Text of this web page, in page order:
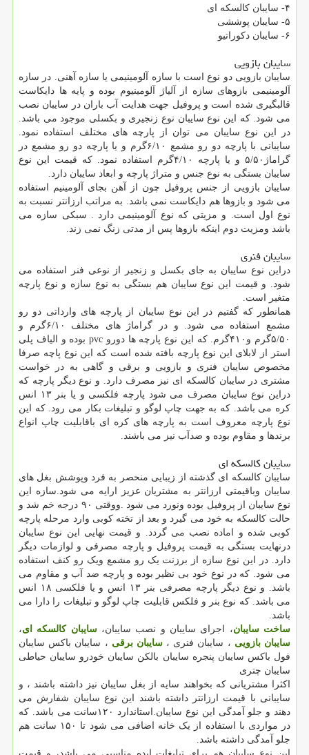
۴- سایبان کالسکه ای
۵- سایبان پوششی
۶- سایبان دکوراتیو
سایبان بازویی
سایبان بازویی دو نوع است با سازه آلومینیمی یا سازه آهنی. در سازه
آلومینیمی بازوهای سازه از آلیاژ آلومینیوم بوده و پایه ها دایکاست
قالبگیری شده است و پروفیل جهت هدایت آب باران در سایبان نصب
می شود. که این نوع سایبان نوع زنجیری و بکسلی موجود می باشد.
در این نوع سایبان می توان از پارچه های مختلف استفاده نمود.
سایبانی با پارچه دو رو مشمع ۶/۱۰گرم و یا پارچه دو رو مشمع در
گراماژ۵/۵۰ و یا پارچه ۴/۱۰گرم استفاده نمود. که قیمت این نوع
سایبان بستگی به نوع جنس و متراژ پارچه و ابعاد سایبان دارد.
سایبان بازویی از جنس پروفیل چون از آهن بجای آلومینیم استفاده
می شود و بازوها هم دایکاست نمی باشد. به مراتب ارزانتر نسبت به
نوع اول است. و مزیتی که نوع آلومینیمی دارد . سبکی سازه می
باشد ومزیت دوم اینکه بازوها پس از مدتی زنگ نمی زند.
سایبان فنری
دراین نوع سایبان به جای بکسل و زنجیر از نوعی فنر استفاده می
شود. و قیمت این نوع سایبان هم بستگی به نوع سازه و نوع پارچه
متغیر است.
همانطور که گفتیم در این نوع سایبان از پارچه های وارداتی دو رو
مشمع استفاده می شود. و در گراماژ های مختلف ۶/۱۰گرم و
۵/۵۰گرم و۴۱۰گرم. که این نوع پارچه ها دورو pvc بوده و الیاف پلی
استر از لابلای این نوع پارچه بافته شده است که این نوع پاچه صرفا
مخصوص سایبان فنری و بازویی و برقی و گاهی به در خواست
مشتری در سایبان کالسکه ای نیز مصرف دارد. و نوع دیگر پارچه که
دراین نوع سایبان مصرف می شود پارچه فلکسی و یا بنر ۱۳ انس
کره می باشد. که به جهت چاپ لوگو و تبلیغات بکار می رود. که این
نوع پارچه معروف است به پارچه های کره ای باقابلیت چاپ انواع
برندها و مقاوم بوده و ضدآب نیز می باشند.
سایبان کالسکه ای
سایبان کالسکه ای گذشته از زیبایی منحصر به فرد وپوشش بغل های
سایبان وباقیمتی ارزانتر به مشتریان عزیز ارایه می شود.سازه این
نوع سایبان از پروفیل بوده ونورد می شود .ووقتی ۹۰ درجه خم شد و
حالت کالسکه به خود می گیرد و بعد از تخته کوبی وارد مرحله پارچه
کوبی شده و اماده نصب می گردد. و قیمت نهایی این نوع سایبان
درنهایت بستگی به قیمت پروفیل و پارچه مصرفی و لوازمات دیگر
دارد. در این نوع سازه از برزنت یک رو مشمع ویک رو کنف استفاده
می شود. که در نوع خود بی نظیر بوده و پارچه ضد آب و مقاوم می
باشد. و نوع دیگر پارچه مصرفی بنر ۱۳ انس و یا فلکسی ۱۸ انس
می باشد. که نوع بنر و فلکس قابلیت چاپ لوگو و تبلیغات را دارا می
باشد.
ساخت سایبان، اجرای سایبان و نصب سایبان،سایبان کالسکه ای،
سایبان بازویی ، سایبان فنری ،سایبان برقی ، سایبان باکس سایبان
فول باکس سایبان پنجره سایبان بالکن سایبان خودرو سایبان حیاطی
سایبان چتری
اکثرا مشتریانی که بخواهند سایه از بغل سایبان نیز داشته باشند ، و
سایبانی با قیمت ارزانتر داشته باشند این نوع سایبان شفارش می
دهند و جلو آمدگی این نوع سایبان.استاندارد ۱۲۰سانت می باشد. که
در مواردی با استفاده از یک خانه اضافی می شود تا ۱۵۰ سانت هم
جلو آمدگی داشته باشد.
این نوع سایبان هم برای تبلیغات ایده مناسبی می باشد، و قیمت